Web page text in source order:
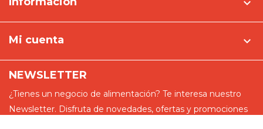
Mi cuenta 
NEWSLETTER
¿Tienes un negocio de alimentación? Te interesa nuestro
Newsletter. Disfruta de novedades, ofertas y promociones